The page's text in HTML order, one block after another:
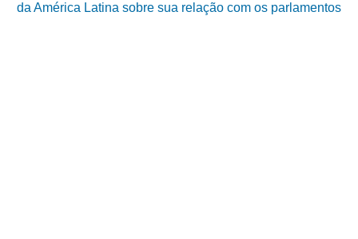
da América Latina sobre sua relação com os parlamentos